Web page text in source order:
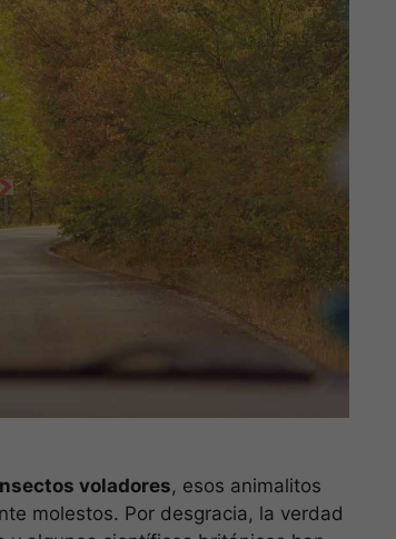
voladores, esos animalitos
molestos. Por desgracia, la verdad